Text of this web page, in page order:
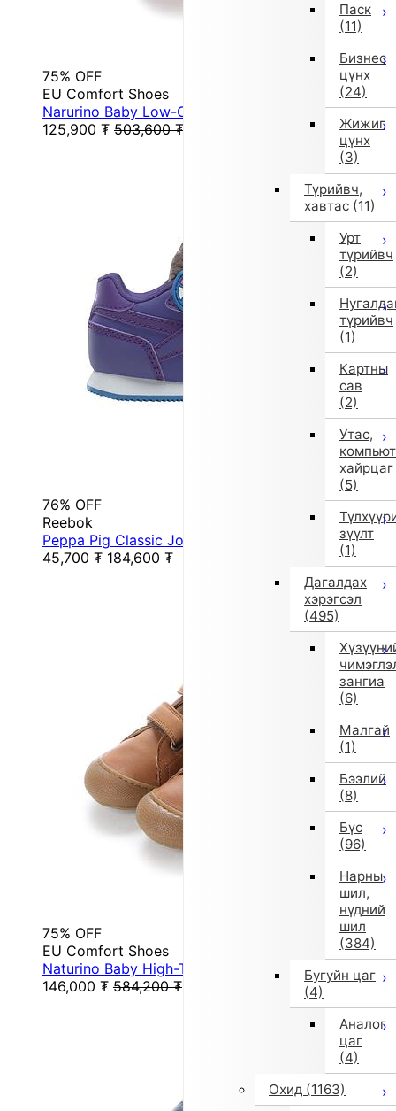
Паск
(11)
Бизнес
цүнх
(24)
Жижиг
цүнх
(3)
Түрийвч,
хавтас (11)
Урт
түрийвч
(2)
түрийвч
(1)
Картны
сав
(2)
Утас,
хайрцаг
(5)
зүүлт
(1)
Дагалдах
хэрэгсэл
(495)
зангиа
(6)
Малгай
(1)
Бээлий
(8)
Бүс
(96)
Нарны
шил,
нүдний
шил
(384)
Бугуйн цаг
(4)
Аналог
цаг
(4)
Охид (1163)
75% OFF
EU Comfort Shoes
Narurino Baby Low-Cut Sneakers (Gray)
125,900 ₮ 503,600 ₮
76% OFF
Reebok
Peppa Pig Classic Jogger 3 1V Shoes (Purple)
45,700 ₮ 184,600 ₮
75% OFF
EU Comfort Shoes
Naturino Baby High-Top Sneakers (Brown)
146,000 ₮ 584,200 ₮